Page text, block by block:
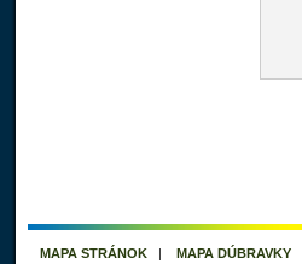
MAPA STRÁNOK| MAPA DÚBRAVKY